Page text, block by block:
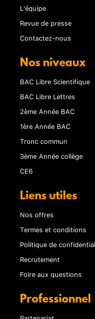
L'équipe
Revue de presse
Contactez-nous
Nos niveaux
BAC Libre Scientifique
BAC Libre Lettres
2ème Année BAC
1ère Année BAC
Tronc commun
3ème Année collège
CE6
Liens utiles
Nos offres
Termes et conditions
Politique de
Recrutement
Foire aux questions
Professionnel